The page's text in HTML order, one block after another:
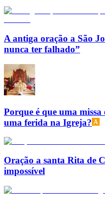
A antiga oração a São
nunca ter falhado”
Porque é que uma
uma ferida na Igreja?
Oração a santa Rita de
impossível